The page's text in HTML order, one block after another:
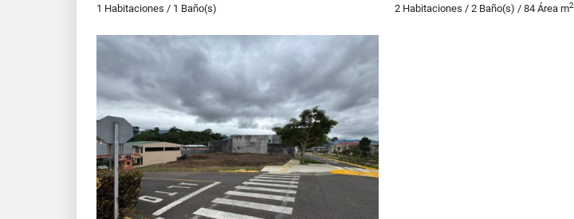
1 Habitaciones / 1 Baño(s) 2 Habitaciones / 2 Baño(s) / 84 Área m2